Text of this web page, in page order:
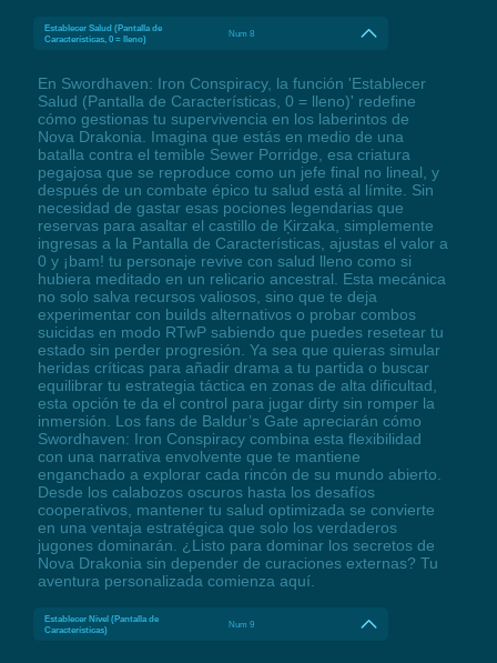
Establecer Salud (Pantalla de
Características, 0 = lleno)
Num 8
En Swordhaven: Iron Conspiracy, la función 'Establecer
Salud (Pantalla de Características, 0 = lleno)' redefine
cómo gestionas tu supervivencia en los laberintos de
Nova Drakonia. Imagina que estás en medio de una
batalla contra el temible Sewer Porridge, esa criatura
pegajosa que se reproduce como un jefe final no lineal, y
después de un combate épico tu salud está al límite. Sin
necesidad de gastar esas pociones legendarias que
reservas para asaltar el castillo de Ķirzaka, simplemente
ingresas a la Pantalla de Características, ajustas el valor a
0 y ¡bam! tu personaje revive con salud lleno como si
hubiera meditado en un relicario ancestral. Esta mecánica
no solo salva recursos valiosos, sino que te deja
experimentar con builds alternativos o probar combos
suicidas en modo RTwP sabiendo que puedes resetear tu
estado sin perder progresión. Ya sea que quieras simular
heridas críticas para añadir drama a tu partida o buscar
equilibrar tu estrategia táctica en zonas de alta dificultad,
esta opción te da el control para jugar dirty sin romper la
inmersión. Los fans de Baldur’s Gate apreciarán cómo
Swordhaven: Iron Conspiracy combina esta flexibilidad
con una narrativa envolvente que te mantiene
enganchado a explorar cada rincón de su mundo abierto.
Desde los calabozos oscuros hasta los desafíos
cooperativos, mantener tu salud optimizada se convierte
en una ventaja estratégica que solo los verdaderos
jugones dominarán. ¿Listo para dominar los secretos de
Nova Drakonia sin depender de curaciones externas? Tu
aventura personalizada comienza aquí.
Establecer Nivel (Pantalla de
Características)
Num 9